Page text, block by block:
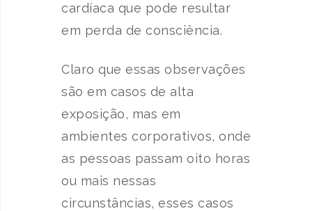
cardíaca que pode resultar
em perda de consciência.
Claro que essas observações
são em casos de alta
exposição, mas em
ambientes corporativos, onde
as pessoas passam oito horas
ou mais nessas
circunstâncias, esses casos